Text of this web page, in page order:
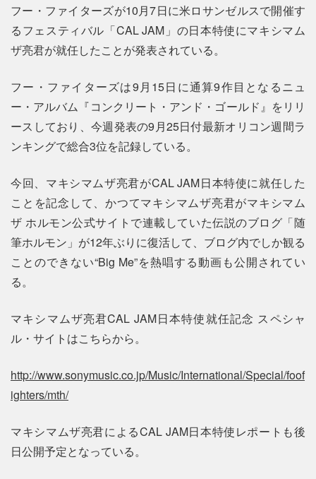
フー・ファイターズが10月7日に米ロサンゼルスで開催す
るフェスティバル「CAL JAM」の日本特使にマキシマム
ザ亮君が就任したことが発表されている。
フー・ファイターズは9月15日に通算9作目となるニュ
ー・アルバム『コンクリート・アンド・ゴールド』をリリ
ースしており、今週発表の9月25日付最新オリコン週間ラ
ンキングで総合3位を記録している。
今回、マキシマムザ亮君がCAL JAM日本特使に就任した
ことを記念して、かつてマキシマムザ亮君がマキシマム
ザ ホルモン公式サイトで連載していた伝説のブログ「随
筆ホルモン」が12年ぶりに復活して、ブログ内でしか観る
ことのできない“Big Me”を熱唱する動画も公開されてい
る。
マキシマムザ亮君CAL JAM日本特使就任記念 スペシャ
ル・サイトはこちらから。
http://www.sonymusic.co.jp/Music/International/Special/foof
ighters/mth/
マキシマムザ亮君によるCAL JAM日本特使レポートも後
日公開予定となっている。